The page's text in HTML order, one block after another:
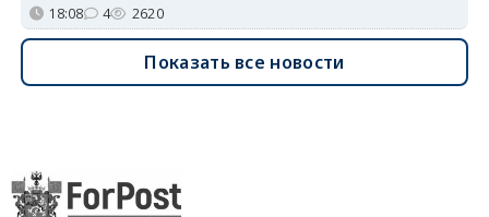
18:08 4 2620
Показать все новости